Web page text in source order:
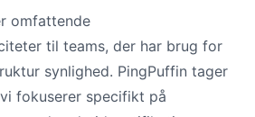
omfattende
til teams, der har brug for
synlighed. PingPuffin tager
fokuserer specifikt på